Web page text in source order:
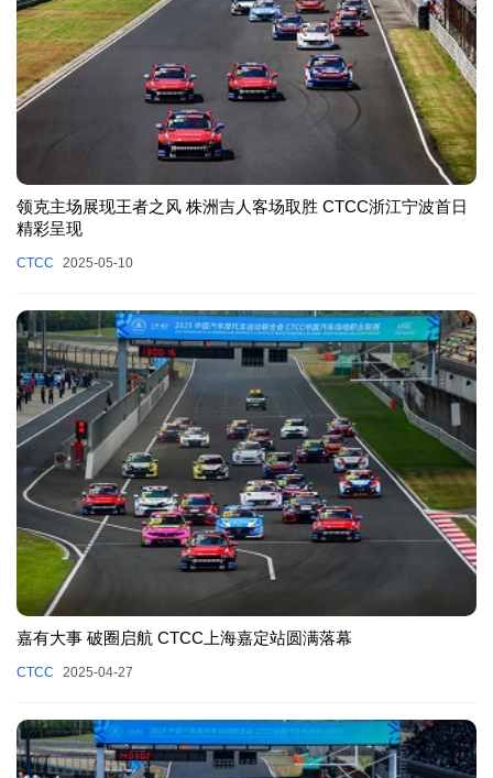
领克主场展现王者之风 株洲吉人客场取胜 CTCC浙江宁波首日
精彩呈现
CTCC 2025-05-10
嘉有大事 破圈启航 CTCC上海嘉定站圆满落幕
CTCC 2025-04-27